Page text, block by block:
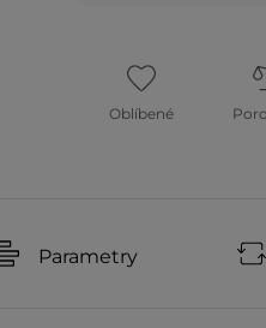
Oblíbené
Parametry